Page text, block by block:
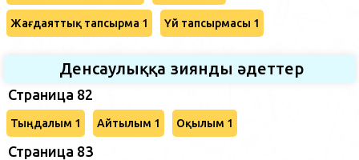
Жағдаяттық тапсырма 1 Үй тапсырмасы 1
Денсаулыққа зиянды әдеттер
Страница 82
Тыңдалым 1 Айтылым 1 Оқылым 1
Страница 83